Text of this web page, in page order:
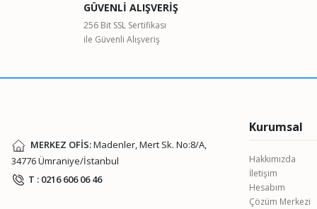
Ürün açıklamasında eksik bilgiler bulunuyor.
Ürün bilgilerinde hatalar bulunuyor.
GÜVENLİ ALIŞVERİŞ
256 Bit SSL Sertifikası
ile Güvenli Alışveriş
MERKEZ OFİS:Madenler, Mert Sk. No:8/A,
34776 Ümraniye/İstanbul
T : 0216 606 06 46
Kurumsal
Hakkımızda
İletişim
Hesabım
Çözüm Merkezi